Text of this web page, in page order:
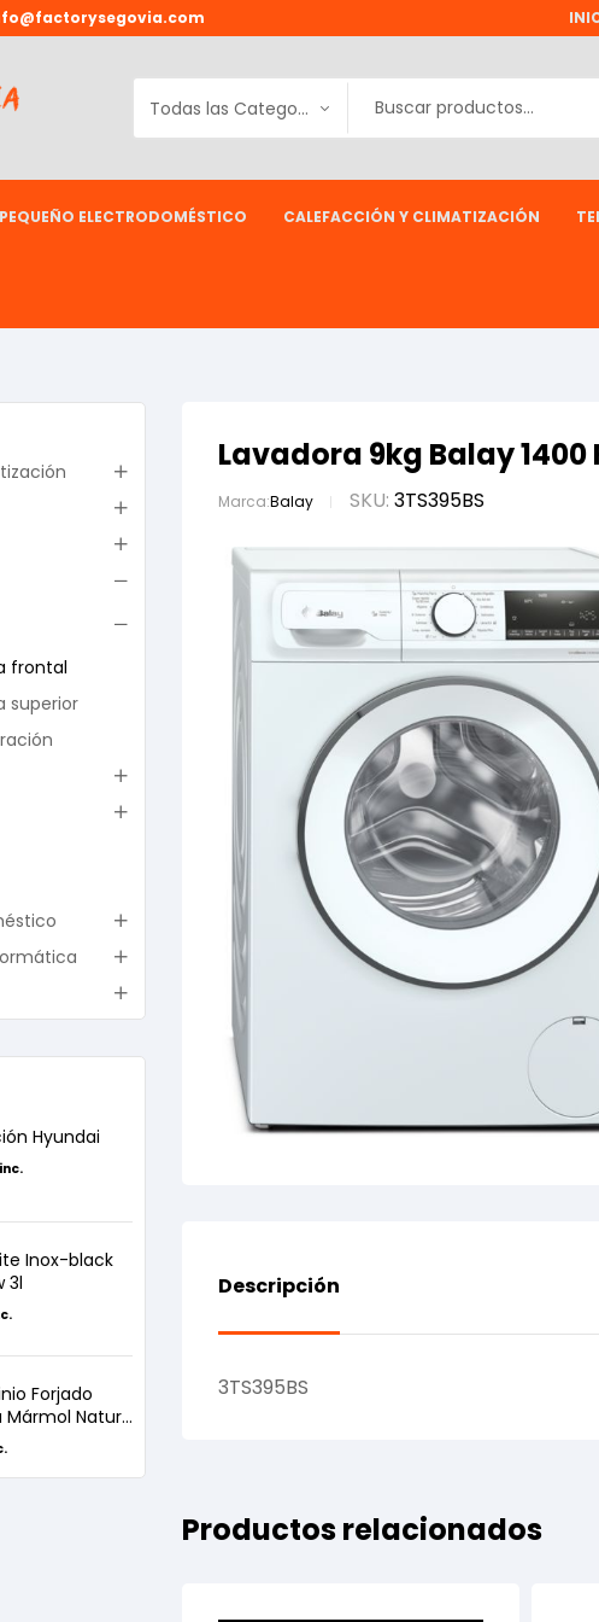
Todas las Categorías
PEQUEÑO ELECTRODOMÉSTICO CALEFACCIÓN Y CLIMATIZACIÓN
Lavadora 9kg Balay 1400
Marca:Balay SKU: 3TS395BS
Descripción
3TS395BS
Productos relacionados
frontal
superior
Hyundai
Inox-black
3l
Forjado
Mármol Nature